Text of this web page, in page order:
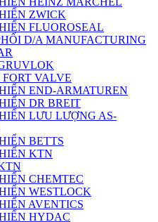
ZWICK
FLUOROSEAL
D/A MANUFACTURING
VALVE
END-ARMATUREN
DR BREIT
LƯU LƯỢNG AS-
BETTS
KTN
CHEMTEC
WESTLOCK
AVENTICS
HYDAC